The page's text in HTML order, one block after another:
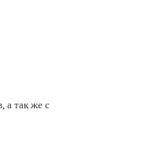
а так же с